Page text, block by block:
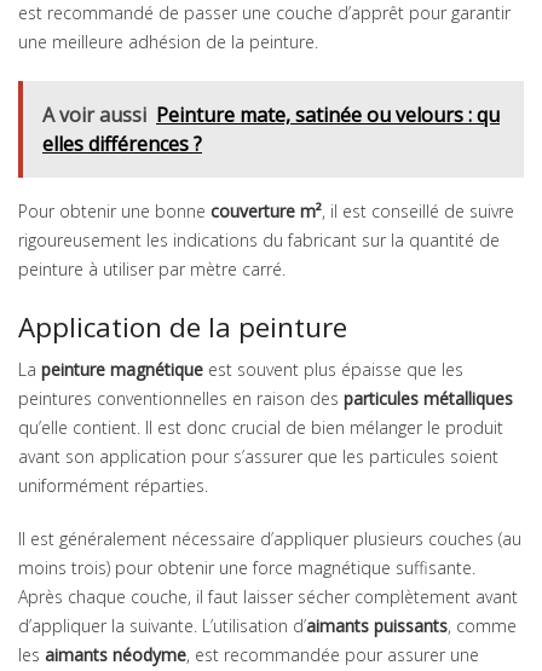
est recommandé de passer une couche d’apprêt pour garantir
une meilleure adhésion de la peinture.
A voir aussi Peinture mate, satinée ou velours : qu
elles différences ?
Pour obtenir une bonne couverture m², il est conseillé de suivre
rigoureusement les indications du fabricant sur la quantité de
peinture à utiliser par mètre carré.
Application de la peinture
La peinture magnétique est souvent plus épaisse que les
peintures conventionnelles en raison des particules métalliques
qu’elle contient. Il est donc crucial de bien mélanger le produit
avant son application pour s’assurer que les particules soient
uniformément réparties.
Il est généralement nécessaire d’appliquer plusieurs couches (au
moins trois) pour obtenir une force magnétique suffisante.
Après chaque couche, il faut laisser sécher complètement avant
d’appliquer la suivante. L’utilisation d’aimants puissants, comme
les aimants néodyme, est recommandée pour assurer une